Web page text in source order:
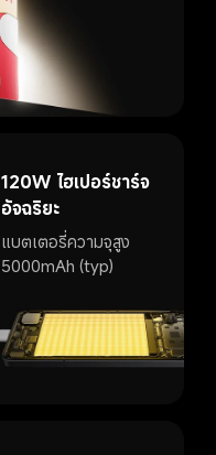
120W ไฮเปอร์ชาร์จ
อัจฉริยะ
แบตเตอรี่ความจุสูง
5000mAh (typ)